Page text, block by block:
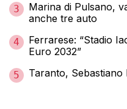
3
Marina di Pulsano,
anche tre auto
4
Ferrarese: “Stadio
Euro 2032”
5 Taranto, Sebastiano